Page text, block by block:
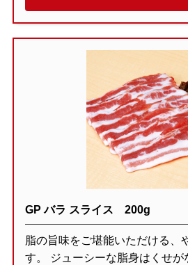
GP バラ スライス 200g
脂の旨味をご堪能いただける、
す。 ジューシーな脂身はくせ